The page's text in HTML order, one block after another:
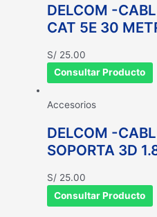
DELCOM -
CAT 5E 30
S/ 25.00
Consultar Producto
Accesorios
DELCOM -
SOPORTA 3D
S/ 25.00
Consultar Producto